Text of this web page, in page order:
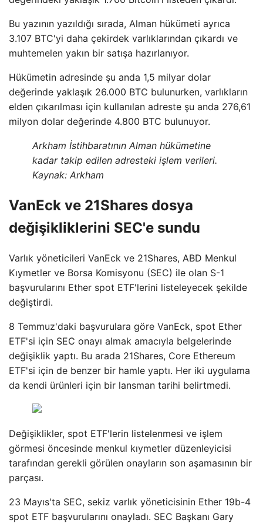
Bu yazının yazıldığı sırada, Alman hükümeti ayrıca
3.107 BTC'yi daha çekirdek varlıklarından çıkardı ve
muhtemelen yakın bir satışa hazırlanıyor.
Hükümetin adresinde şu anda 1,5 milyar dolar
değerinde yaklaşık 26.000 BTC bulunurken, varlıkların
elden çıkarılması için kullanılan adreste şu anda 276,61
milyon dolar değerinde 4.800 BTC bulunuyor.
Arkham İstihbaratının Alman hükümetine
kadar takip edilen adresteki işlem verileri.
Kaynak: Arkham
VanEck ve 21Shares dosya
değişikliklerini SEC'e sundu
Varlık yöneticileri VanEck ve 21Shares, ABD Menkul
Kıymetler ve Borsa Komisyonu (SEC) ile olan S-1
başvurularını Ether spot ETF'lerini listeleyecek şekilde
değiştirdi.
8 Temmuz'daki başvurulara göre VanEck, spot Ether
ETF'si için SEC onayı almak amacıyla belgelerinde
değişiklik yaptı. Bu arada 21Shares, Core Ethereum
ETF'si için de benzer bir hamle yaptı. Her iki uygulama
da kendi ürünleri için bir lansman tarihi belirtmedi.
Değişiklikler, spot ETF'lerin listelenmesi ve işlem
görmesi öncesinde menkul kıymetler düzenleyicisi
tarafından gerekli görülen onayların son aşamasının bir
parçası.
23 Mayıs'ta SEC, sekiz varlık yöneticisinin Ether 19b-4
spot ETF başvurularını onayladı. SEC Başkanı Gary